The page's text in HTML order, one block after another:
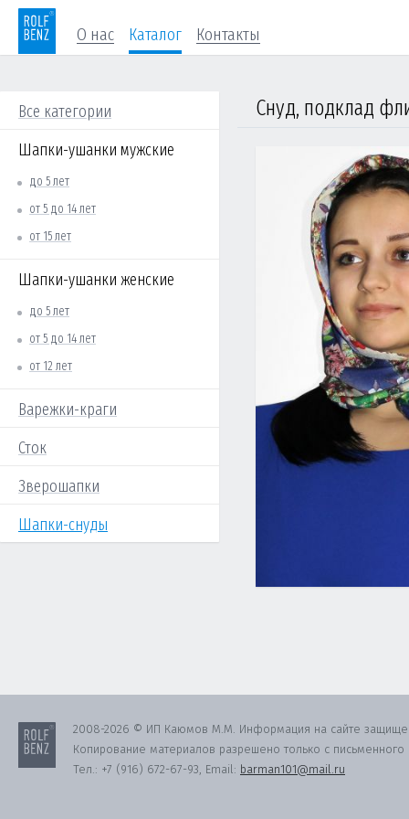
О нас Каталог Контакты
Все категории
Шапки-ушанки мужские
до 5 лет
от 5 до 14 лет
от 15 лет
Шапки-ушанки женские
до 5 лет
от 5 до 14 лет
от 12 лет
Варежки-краги
Сток
Зверошапки
Шапки-снуды
Снуд, подклад
2008-2026 © ИП Каюмов М.М. Информация на сайте
Копирование материалов разрешено только с письменного
Тел.: +7 (916) 672-67-93, Email: barman101@mail.ru